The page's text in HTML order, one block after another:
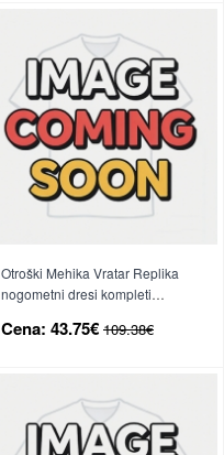
Otroški Mehika Vratar Replika
nogometni dresi kompleti
(+ hlače)
Cena: 43.75€ 109.38€